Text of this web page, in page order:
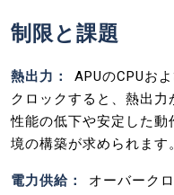
制限と課題
熱出力：
APUのCPUお
クロックすると、熱出力
性能の低下や安定した
境の構築が求められます。
電力供給：
オーバーク